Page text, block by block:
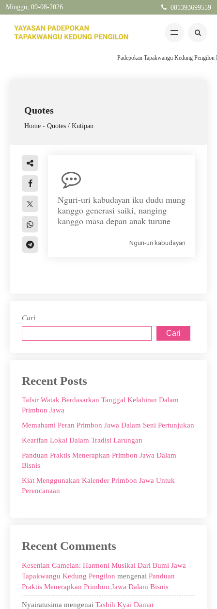
Minggu, 09-08-2026 081393699559
Padepokan Tapakwangu Kedung Pengilon
Quotes
Home - Quotes / Kutipan
Nguri-uri kabudayan iku dudu mung
kanggo generasi saiki, nanging
kanggo masa depan anak turune
Nguri-uri kabudayan
Cari
Cari
Recent Posts
Tafsir Watak Berdasarkan Tanggal Kelahiran Dalam
Primbon Jawa
Memahami Peran Primbon Jawa Dalam Seni Pertunjukan
Kearifan Lokal Dalam Tradisi Larungan
Panduan Praktis Menerapkan Primbon Jawa Dalam
Bisnis
Kiat Menggunakan Kalender Primbon Jawa Untuk
Perencanaan
Recent Comments
Kesenian Gamelan: Harmoni Musikal Dari Bumi Jawa –
Tapakwangu Kedung Pengilon mengenai Panduan
Praktis Menerapkan Primbon Jawa Dalam Bisnis
Nyairatusima mengenai Tasbih Kyai Damar